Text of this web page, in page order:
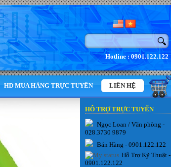
Hotline : 0901.122.122
HD MUA HÀNG TRỰC TUYẾN LIÊN HỆ
HỖ TRỢ TRỰC TUYẾN
Ngọc Loan / Văn phòng -
028.3730 9879
Bán Hàng - 0901.122.122
Hỗ Trợ Kỹ Thuật -
0901.122.122